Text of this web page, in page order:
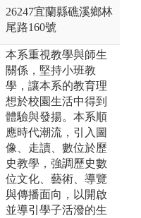
26247宜蘭縣礁溪鄉林
尾路160號
本系重視教學與師生
關係，堅持小班教
學，讓本系的教育理
想於校園生活中得到
體驗與發揚。本系順
應時代潮流，引入圖
像、走讀、數位於歷
史教學，強調歷史數
位文化、藝術、導覽
與傳播面向，以開啟
並導引學子活潑的生